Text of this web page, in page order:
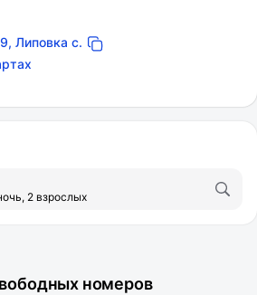
Липовка с.
2 взрослых
номеров